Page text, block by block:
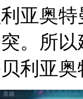
亚奥
。所
利亚